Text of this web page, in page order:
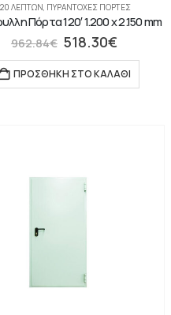
ΛΕΠΤΏΝ, ΠΥΡΆΝΤΟΧΕΣ ΠΌΡΤΕΣ
Πόρτα 120′ 1.200 x 2.150 mm
962.84€ 518.30€
ΠΡΟΣΘΉΚΗ ΣΤΟ ΚΑΛΆΘΙ